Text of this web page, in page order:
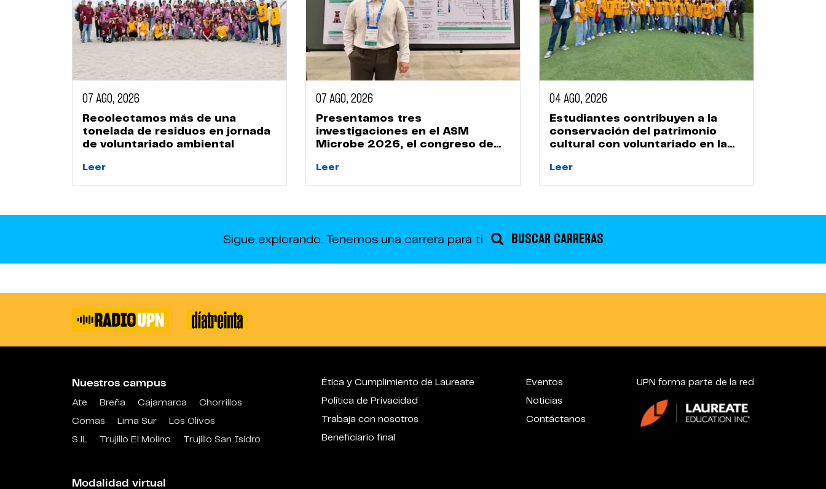
07 AGO, 2026
Recolectamos más de una
tonelada de residuos en jornada
de voluntariado ambiental
Leer
07 AGO, 2026
Presentamos tres
investigaciones en el ASM
Microbe 2026, el congreso de
del mundo
Leer
04 AGO, 2026
Estudiantes contribuyen a la
conservación del patrimonio
cultural con voluntariado en la
Leer
Sigue explorando. Tenemos una carrera para ti BUSCAR CARRERAS
Nuestros campus
Ate Breña Cajamarca
Chorrillos
Comas
Lima Sur
Los Olivos
SJL
Trujillo El Molino Trujillo San Isidro
Modalidad virtual
Ética y Cumplimiento de Laureate
Política de Privacidad
Trabaja con nosotros
Beneficiario final
Eventos
Noticias
Contáctanos
UPN forma parte de la red